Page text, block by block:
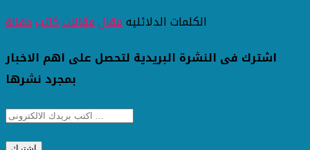
الكلمات الدلائليهمقالمقالاتكاتبمقالة
اشترك فى النشرة البريدية لتحصل على اهم الاخبار
بمجرد نشرها